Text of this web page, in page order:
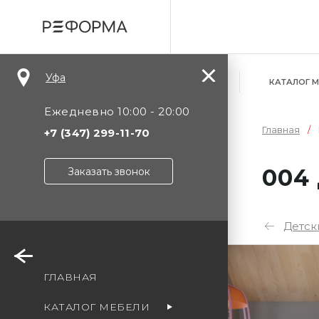
Уфа
Ежедневно 10:00 - 20:00
+7 (347) 299-11-70
Заказать звонок
ГЛАВНАЯ
КАТАЛОГ МЕБЕЛИ
КАТАЛОГ
Главная
004